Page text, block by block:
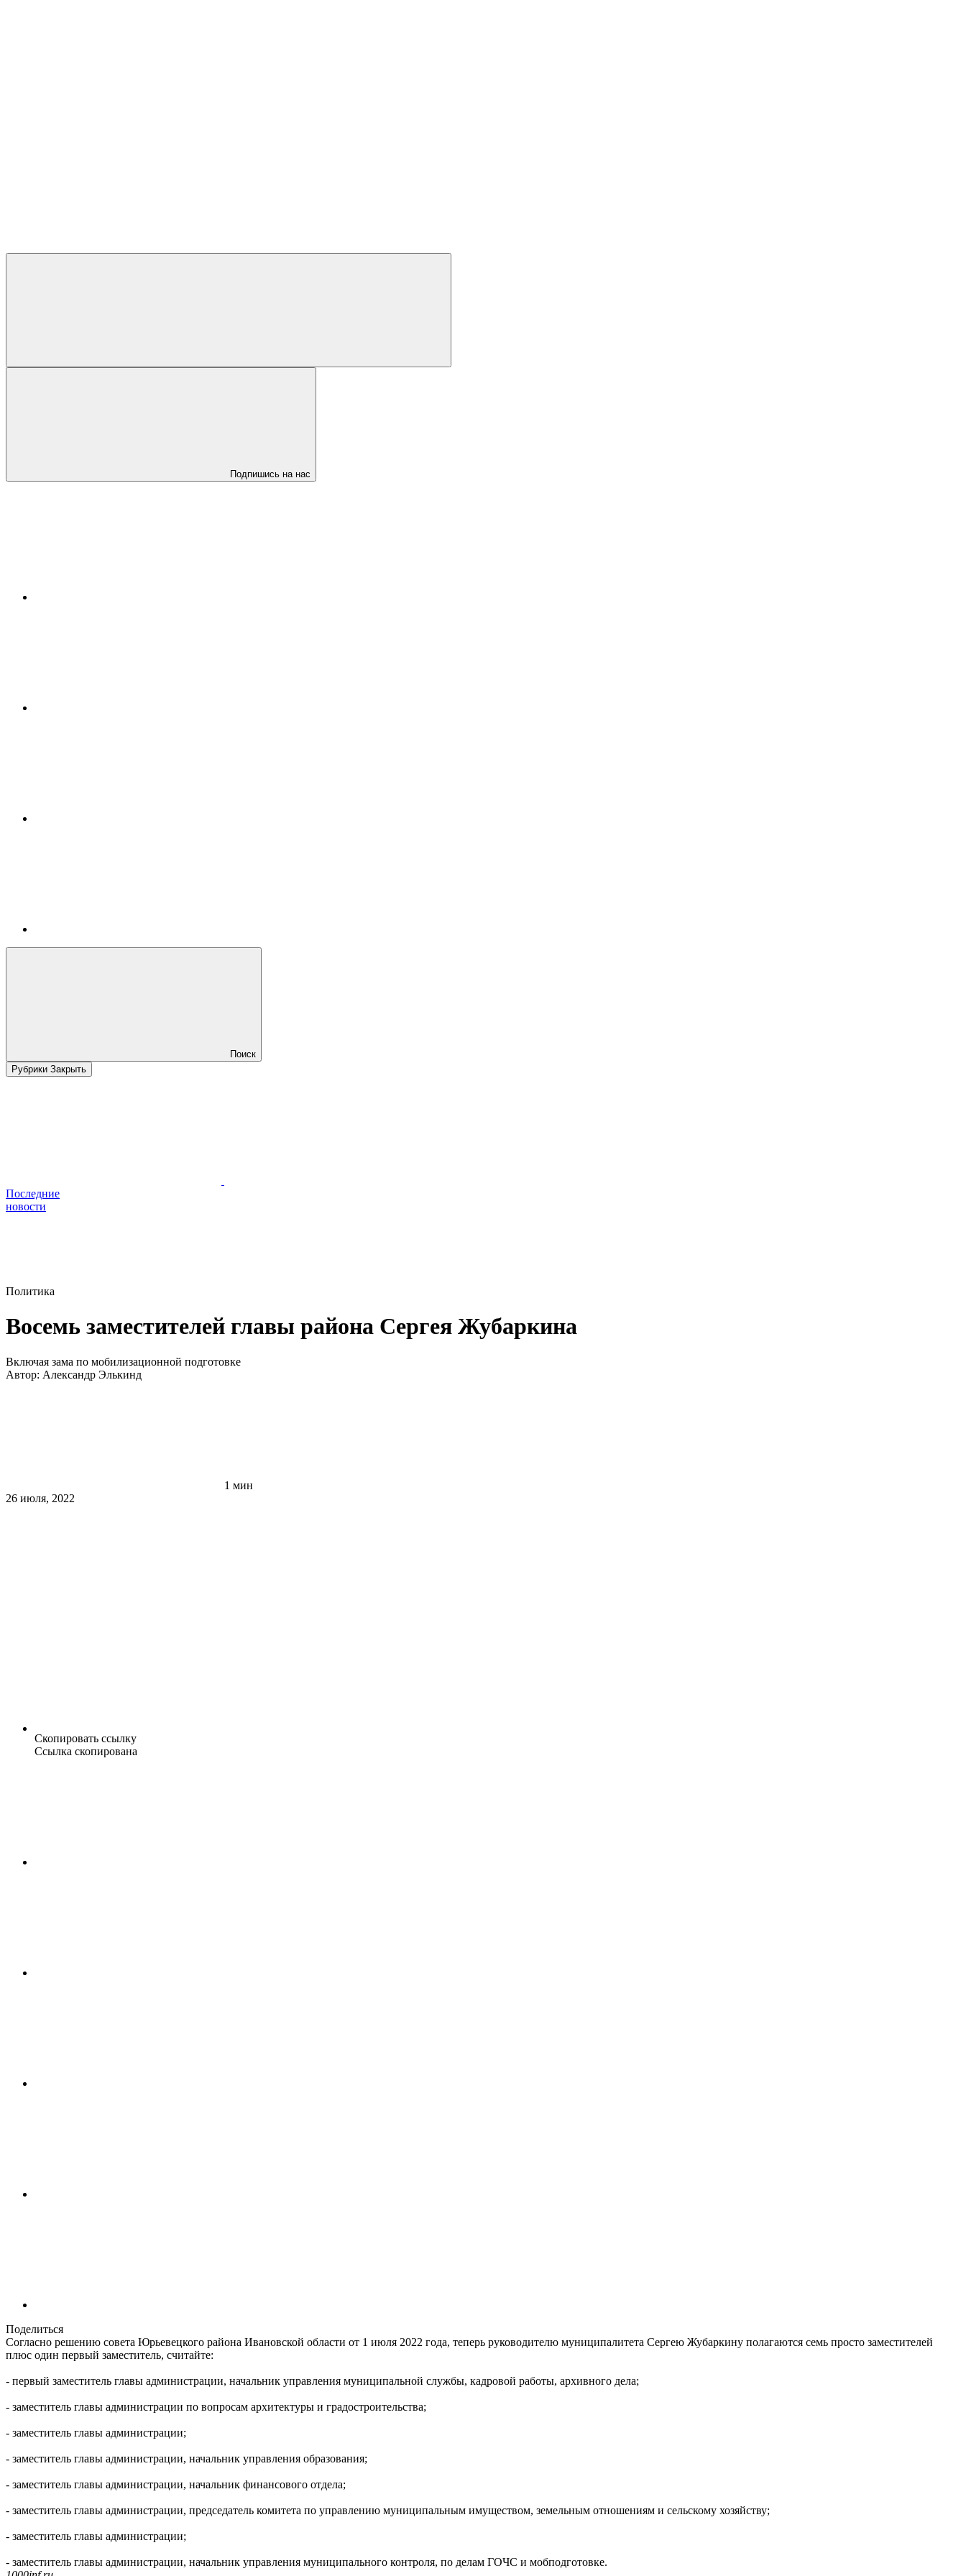
Подпишись на нас
Поиск
Рубрики Закрыть
Последние
новости
Политика
Восемь заместителей главы района Сергея Жубаркина
Включая зама по мобилизационной подготовке
Автор: Александр Элькинд
1 мин
26 июля, 2022
Скопировать ссылку
Ссылка скопирована
Поделиться
Согласно решению совета Юрьевецкого района Ивановской области от 1 июля 2022 года, теперь руководителю муниципалитета Сергею Жубаркину полагаются семь просто заместителей
плюс один первый заместитель, считайте:
- первый заместитель главы администрации, начальник управления муниципальной службы, кадровой работы, архивного дела;
- заместитель главы администрации по вопросам архитектуры и градостроительства;
- заместитель главы администрации;
- заместитель главы администрации, начальник управления образования;
- заместитель главы администрации, начальник финансового отдела;
- заместитель главы администрации, председатель комитета по управлению муниципальным имуществом, земельным отношениям и сельскому хозяйству;
- заместитель главы администрации;
- заместитель главы администрации, начальник управления муниципального контроля, по делам ГОЧС и мобподготовке.